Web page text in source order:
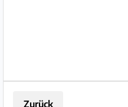
Zurück